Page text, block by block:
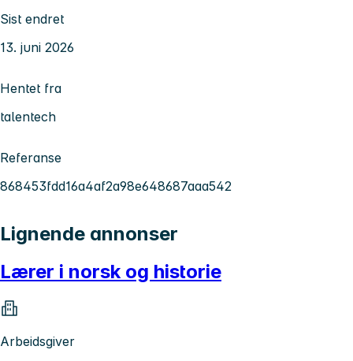
Sist endret
13. juni 2026
Hentet fra
talentech
Referanse
868453fdd16a4af2a98e648687aaa542
Lignende annonser
Lærer i norsk og historie
Arbeidsgiver